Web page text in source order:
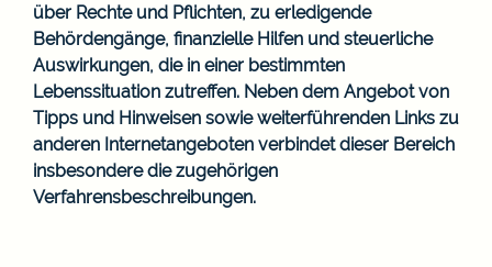
über Rechte und Pflichten, zu erledigende
Behördengänge, finanzielle Hilfen und steuerliche
Auswirkungen, die in einer bestimmten
Lebenssituation zutreffen. Neben dem Angebot von
Tipps und Hinweisen sowie weiterführenden Links zu
anderen Internetangeboten verbindet dieser Bereich
insbesondere die zugehörigen
Verfahrensbeschreibungen.